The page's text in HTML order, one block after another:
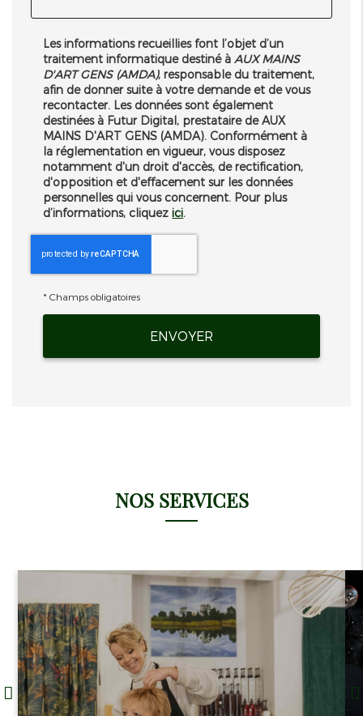
Les informations recueillies font l’objet d’un
traitement informatique destiné à AUX MAINS
D'ART GENS (AMDA), responsable du traitement,
afin de donner suite à votre demande et de vous
recontacter. Les données sont également
destinées à Futur Digital, prestataire de AUX
MAINS D'ART GENS (AMDA). Conformément à
la réglementation en vigueur, vous disposez
notamment d'un droit d'accès, de rectification,
d'opposition et d'effacement sur les données
personnelles qui vous concernent. Pour plus
d’informations, cliquezici.
*Champs obligatoires
NOS SERVICES